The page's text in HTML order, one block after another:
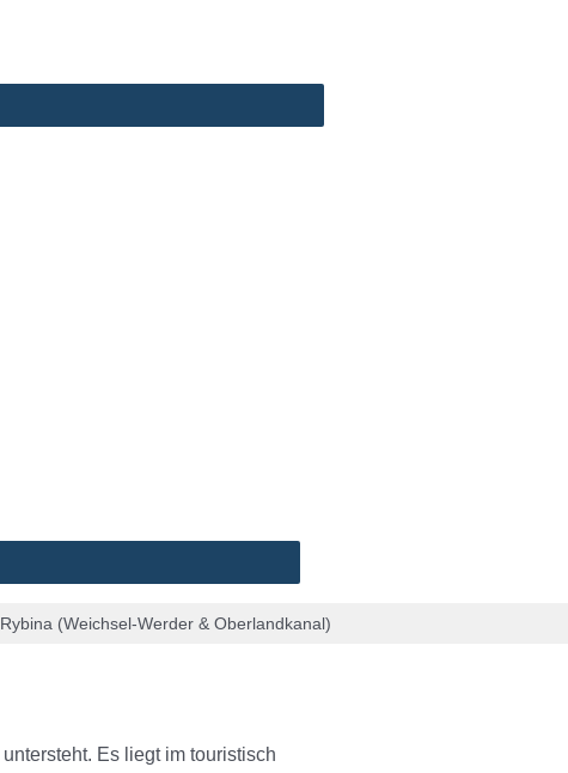
Rybina (Weichsel-Werder & Oberlandkanal)
untersteht. Es liegt im touristisch